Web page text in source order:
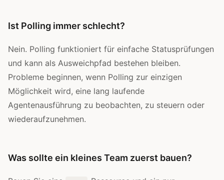
Ist Polling immer schlecht?
Nein. Polling funktioniert für einfache Statusprüfungen
und kann als Ausweichpfad bestehen bleiben.
Probleme beginnen, wenn Polling zur einzigen
Möglichkeit wird, eine lang laufende
Agentenausführung zu beobachten, zu steuern oder
wiederaufzunehmen.
Was sollte ein kleines Team zuerst bauen?